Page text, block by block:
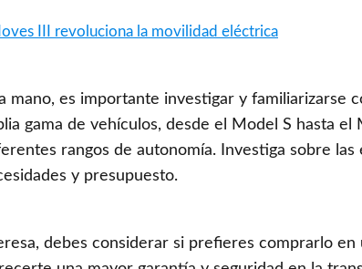
III revoluciona la movilidad eléctrica
mano, es importante investigar y familiarizarse
gama de vehículos, desde el Model S hasta el
rangos de autonomía. Investiga sobre las
y presupuesto.
debes considerar si prefieres comprarlo en